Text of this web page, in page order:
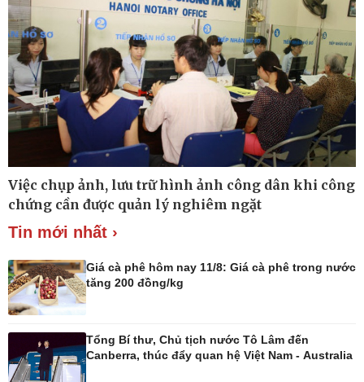
Công nghệ
Tin Công nghệ
Chuyển đổi số
Sức khỏe
Nhi khoa
Ăn sạch sống khỏe
Việc chụp ảnh, lưu trữ hình ảnh công dân khi công
chứng cần được quản lý nghiêm ngặt
Tin mới nhất ›
Giá cà phê hôm nay 11/8: Giá cà phê trong nước
tăng 200 đồng/kg
Tổng Bí thư, Chủ tịch nước Tô Lâm đến
Canberra, thúc đẩy quan hệ Việt Nam - Australia